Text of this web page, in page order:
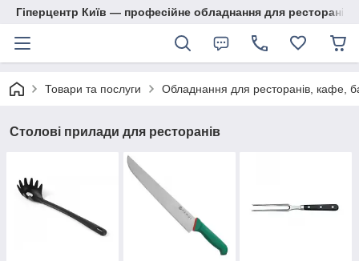
Гіперцентр Київ — професійне обладнання для ресторанів,
Товари та послуги Обладнання для ресторанів, кафе,
Столові прилади для ресторанів